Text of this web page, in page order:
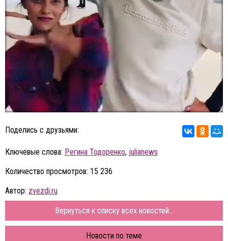
Поделись с друзьями:
Ключевые слова: Регина Тодоренко, julianews
Количество просмотров: 15 236
Автор: zvezdi.ru
Вернуться к списку всех новостей...
Новости по теме